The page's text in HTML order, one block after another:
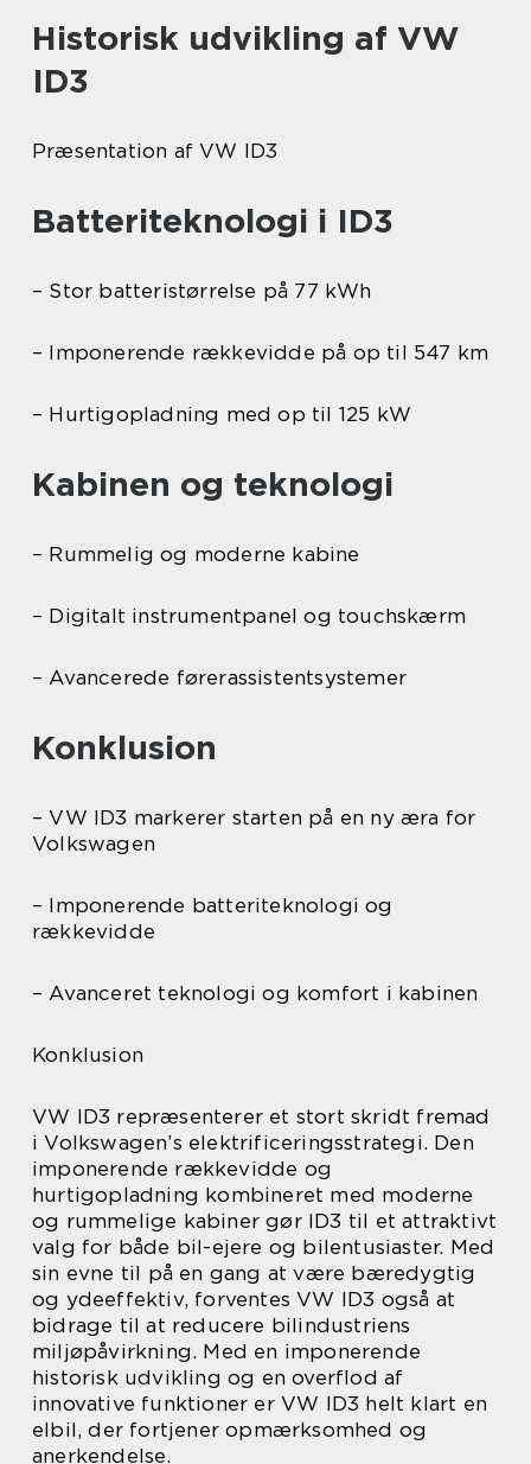
Historisk udvikling af VW
ID3
Præsentation af VW ID3
Batteriteknologi i ID3
– Stor batteristørrelse på 77 kWh
– Imponerende rækkevidde på op til 547 km
– Hurtigopladning med op til 125 kW
Kabinen og teknologi
– Rummelig og moderne kabine
– Digitalt instrumentpanel og touchskærm
– Avancerede førerassistentsystemer
Konklusion
– VW ID3 markerer starten på en ny æra for
Volkswagen
– Imponerende batteriteknologi og
rækkevidde
– Avanceret teknologi og komfort i kabinen
Konklusion
VW ID3 repræsenterer et stort skridt fremad
i Volkswagen’s elektrificeringsstrategi. Den
imponerende rækkevidde og
hurtigopladning kombineret med moderne
og rummelige kabiner gør ID3 til et attraktivt
valg for både bil-ejere og bilentusiaster. Med
sin evne til på en gang at være bæredygtig
og ydeeffektiv, forventes VW ID3 også at
bidrage til at reducere bilindustriens
miljøpåvirkning. Med en imponerende
historisk udvikling og en overflod af
innovative funktioner er VW ID3 helt klart en
elbil, der fortjener opmærksomhed og
anerkendelse.